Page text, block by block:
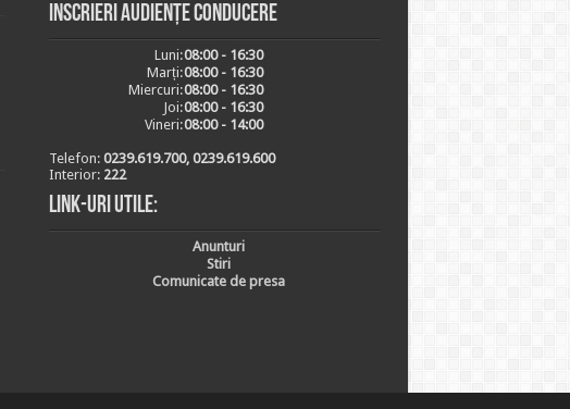
Inscrieri audiențe conducere
Luni:08:00 - 16:30
Marți:08:00 - 16:30
Miercuri:08:00 - 16:30
Joi:08:00 - 16:30
Vineri:08:00 - 14:00
Telefon: 0239.619.700, 0239.619.600
Interior: 222
Link-uri utile:
Anunturi
Stiri
Comunicate de presa